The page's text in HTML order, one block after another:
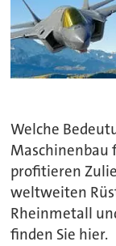
Welche
Maschinenbau
profitieren
weltweiten
Rheinmetall
finden Sie hier.